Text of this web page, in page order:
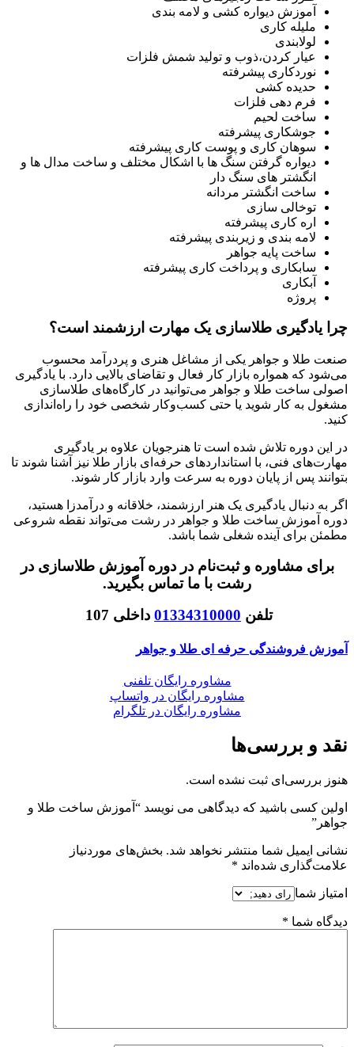
آموزش دیواره کشی و لامه بندی
ملیله کاری
لولابندی
عیار کردن،ذوب و تولید شمش فلزات
نوردکاری پیشرفته
حدیده کشی
فرم دهی فلزات
ساخت لحیم
جوشکاری پیشرفته
سوهان کاری و پوست کاری پیشرفته
دیواره گرفتن سنگ ها با اشکال مختلف و ساخت مدال ها و
انگشتر های سنگ دار
ساخت انگشتر مردانه
توخالی سازی
اره کاری پیشرفته
لامه بندی و زیربندی پیشرفته
ساخت پایه جواهر
سابکاری و پرداخت کاری پیشرفته
آبکاری
پروژه
چرا یادگیری طلاسازی یک مهارت ارزشمند است؟
صنعت طلا و جواهر یکی از مشاغل هنری و پردرآمد محسوب
می‌شود که همواره بازار کار فعال و تقاضای بالایی دارد. با یادگیری
اصولی ساخت طلا و جواهر می‌توانید در کارگاه‌های طلاسازی
مشغول به کار شوید یا حتی کسب‌وکار شخصی خود را راه‌اندازی
کنید.
در این دوره تلاش شده است تا هنرجویان علاوه بر یادگیری
مهارت‌های فنی، با استانداردهای حرفه‌ای بازار طلا نیز آشنا شوند تا
بتوانند پس از پایان دوره به سرعت وارد بازار کار شوند.
اگر به دنبال یادگیری یک هنر ارزشمند، خلاقانه و درآمدزا هستید،
دوره آموزش ساخت طلا و جواهر در رشت می‌تواند نقطه شروعی
مطمئن برای آینده شغلی شما باشد.
برای مشاوره و ثبت‌نام در دوره آموزش طلاسازی در
رشت با ما تماس بگیرید.
تلفن 01334310000 داخلی 107
آموزش فروشندگی حرفه ای طلا و جواهر
مشاوره رایگان تلفنی
مشاوره رایگان در واتساپ
مشاوره رایگان در تلگرام
نقد و بررسی‌ها
هنوز بررسی‌ای ثبت نشده است.
اولین کسی باشید که دیدگاهی می نویسد “آموزش ساخت طلا و
جواهر”
نشانی ایمیل شما منتشر نخواهد شد. بخش‌های موردنیاز
علامت‌گذاری شده‌اند *
امتیاز شما
دیدگاه شما *